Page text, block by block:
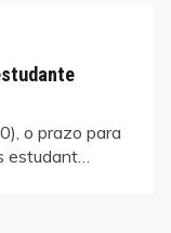
o prazo para
estudant…